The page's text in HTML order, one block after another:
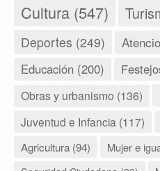
Cultura (547)
Deportes (249)
Educación (200)
Obras y urbanismo (136)
Juventud e Infancia (117)
Agricultura (94)
Mujer e